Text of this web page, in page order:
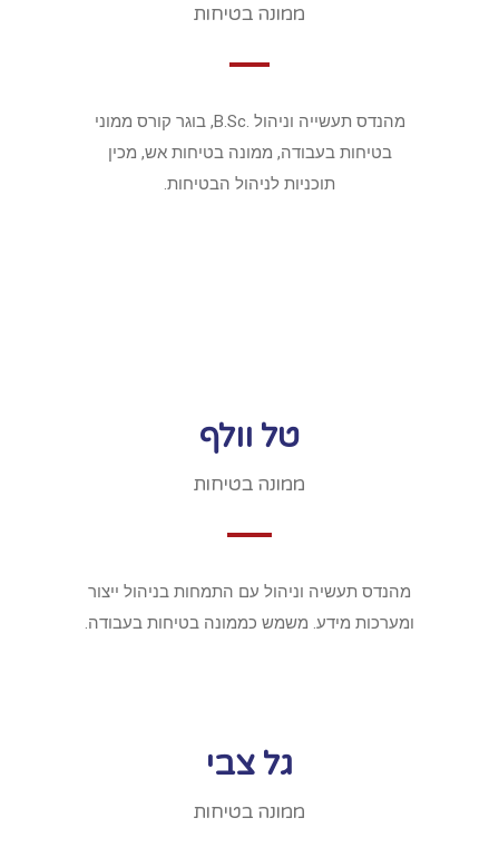
ממונה בטיחות
מהנדס תעשייה וניהול .B.Sc, בוגר קורס ממוני
בטיחות בעבודה, ממונה בטיחות אש, מכין
תוכניות לניהול הבטיחות.
טל וולף
ממונה בטיחות
מהנדס תעשיה וניהול עם התמחות בניהול ייצור
ומערכות מידע. משמש כממונה בטיחות בעבודה.
גל צבי
ממונה בטיחות